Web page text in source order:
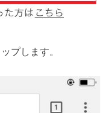
プします。